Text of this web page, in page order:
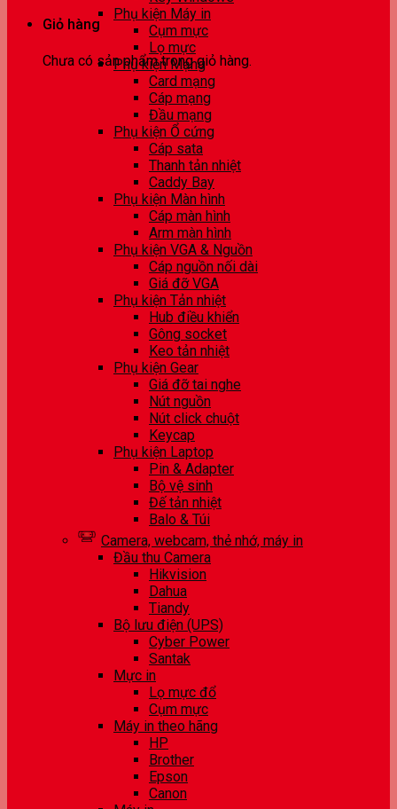
Giỏ hàng
Chưa có sản phẩm trong giỏ hàng.
Phụ kiện Máy in
Cụm mực
Lọ mực
Phụ kiện Mạng
Card mạng
Cáp mạng
Đầu mạng
Phụ kiện Ổ cứng
Cáp sata
Thanh tản nhiệt
Caddy Bay
Phụ kiện Màn hình
Cáp màn hình
Arm màn hình
Phụ kiện VGA & Nguồn
Cáp nguồn nối dài
Giá đỡ VGA
Phụ kiện Tản nhiệt
Hub điều khiển
Gông socket
Keo tản nhiệt
Phụ kiện Gear
Giá đỡ tai nghe
Nút nguồn
Nút click chuột
Keycap
Phụ kiện Laptop
Pin & Adapter
Bộ vệ sinh
Đế tản nhiệt
Balo & Túi
Camera, webcam, thẻ nhớ, máy in
Đầu thu Camera
Hikvision
Dahua
Tiandy
Bộ lưu điện (UPS)
Cyber Power
Santak
Mực in
Lọ mực đổ
Cụm mực
Máy in theo hãng
HP
Brother
Epson
Canon